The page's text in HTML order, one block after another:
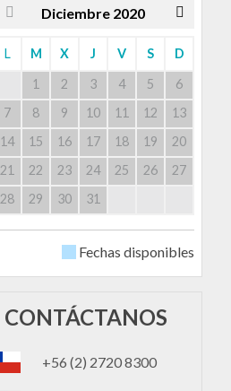
Diciembre 2020
L M X J V S D
1 2 3 4 5
6
7
8 9 10 11 12
13
14
15 16 17 18 19
20
21
22 23 24 25 26
27
28
29 30 31
Fechas disponibles
CONTÁCTANOS
+56 (2) 2720 8300